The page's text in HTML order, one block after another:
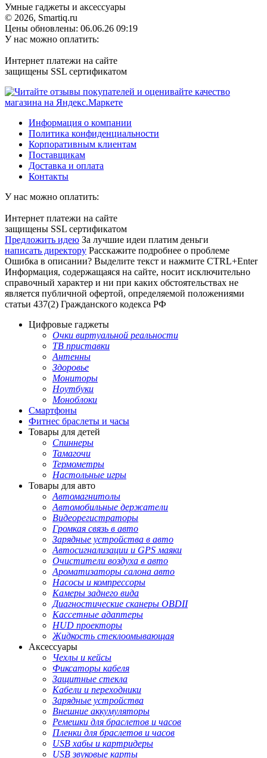
Умные гаджеты и аксессуары
© 2026, Smartiq.ru
Цены обновлены: 06.06.26 09:19
У нас можно оплатить:
Интернет платежи на сайте
защищены SSL сертификатом
Информация о компании
Политика конфиденциальности
Корпоративным клиентам
Поставщикам
Доставка и оплата
Контакты
У нас можно оплатить:
Интернет платежи на сайте
защищены SSL сертификатом
Предложить идею За лучшие идеи платим деньги
написать директору Расскажите подробнее о проблеме
Ошибка в описании? Выделите текст и нажмите CTRL+Enter
Информация, содержащаяся на сайте, носит исключительно
справочный характер и ни при каких обстоятельствах не
является публичной офертой, определяемой положениями
статьи 437(2) Гражданского кодекса РФ
Цифровые гаджеты
Очки виртуальной реальности
ТВ приставки
Антенны
Здоровье
Мониторы
Ноутбуки
Моноблоки
Смартфоны
Фитнес браслеты и часы
Товары для детей
Спиннеры
Тамагочи
Термометры
Настольные игры
Товары для авто
Автомагнитолы
Автомобильные держатели
Видеорегистраторы
Громкая связь в авто
Зарядные устройства в авто
Автосигнализации и GPS маяки
Очистители воздуха в авто
Ароматизаторы салона авто
Насосы и компрессоры
Камеры заднего вида
Диагностические сканеры OBDII
Кассетные адаптеры
HUD проекторы
Жидкость стеклоомывающая
Аксессуары
Чехлы и кейсы
Фиксаторы кабеля
Защитные стекла
Кабели и переходники
Зарядные устройства
Внешние аккумуляторы
Ремешки для браслетов и часов
Пленки для браслетов и часов
USB хабы и картридеры
USB звуковые карты